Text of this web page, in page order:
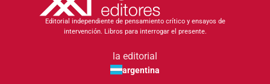
Editorial independiente de pensamiento crítico y ensayos de
intervención. Libros para interrogar el presente.
la editorial
argentina